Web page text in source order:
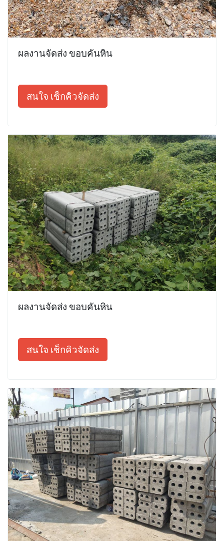
ผลงานจัดส่ง ขอบคันหิน
สนใจ เช็กคิวจัดส่ง
ผลงานจัดส่ง ขอบคันหิน
สนใจ เช็กคิวจัดส่ง